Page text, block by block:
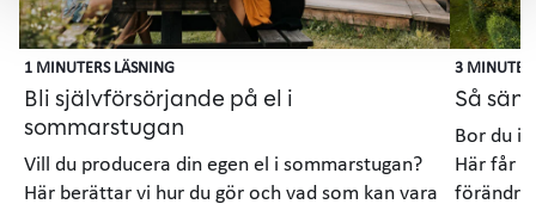
1 MINUTERS LÄSNING
Bli självförsörjande på el i
sommarstugan
Vill du producera din egen el i sommarstugan?
Här berättar vi hur du gör och vad som kan vara
3
Så
Bor du i
Här får